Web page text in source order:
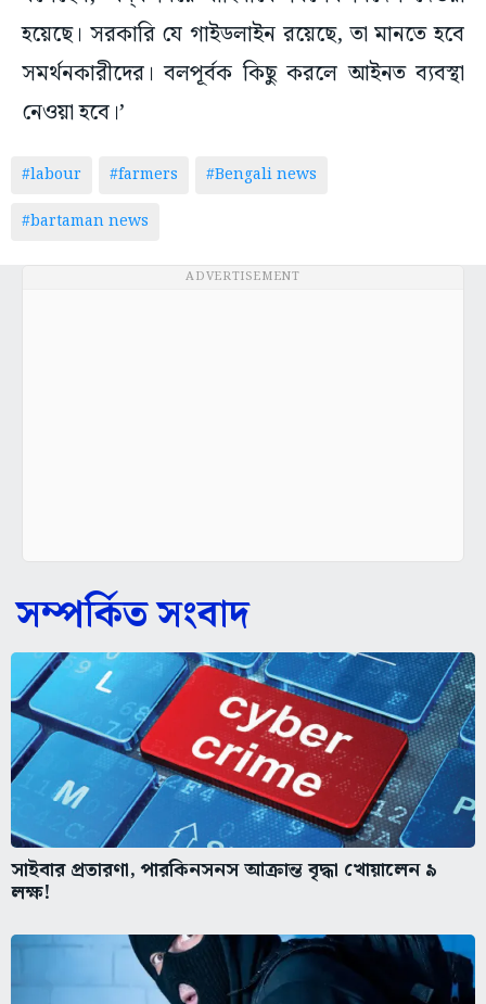
হয়েছে। সরকারি যে গাইডলাইন রয়েছে, তা মানতে হবে
সমর্থনকারীদের। বলপূর্বক কিছু করলে আইনত ব্যবস্থা
নেওয়া হবে।’
#labour #farmers
#Bengali news
#bartaman news
ADVERTISEMENT
সম্পর্কিত সংবাদ
সাইবার প্রতারণা, পারকিনসনস আক্রান্ত বৃদ্ধা খোয়ালেন ৯
লক্ষ!